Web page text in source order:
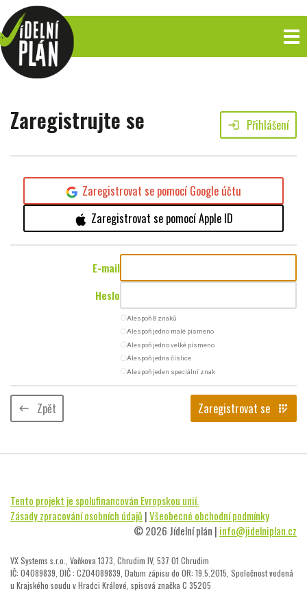
Zaregistrujte se login Přihlášení
Zaregistrovat se pomocí Google účtu
Zaregistrovat se pomocí Apple ID
E-mail
Heslo
radio_button_uncheckedAlespoň 8 znaků
radio_button_uncheckedAlespoň jedno malé písmeno
radio_button_uncheckedAlespoň jedno velké písmeno
radio_button_uncheckedAlespoň jedna číslice
radio_button_uncheckedAlespoň jeden speciální znak
keyboard_backspace Zpět Zaregistrovat se app_registration
Tento projekt je spolufinancován Evropskou unií.
Zásady zpracování osobních údajů |Všeobecné obchodní podmínky
© 2026 Jídelní plán | info@jidelniplan.cz
VX Systems s.r.o., Vaňkova 1373, Chrudim IV, 537 01 Chrudim
IČ: 04089839, DIČ : CZ04089839, Datum zápisu do OR: 19.5.2015, Společnost vedená
u Krajského soudu v Hradci Králové, spisová značka C 35205